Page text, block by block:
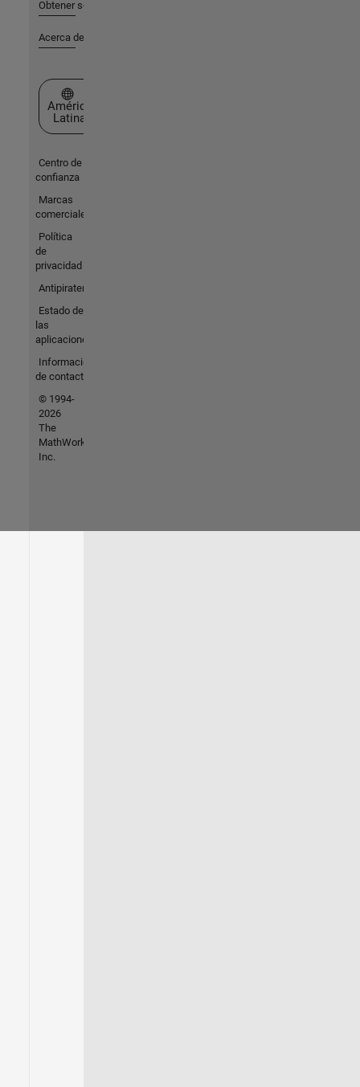
Obtener soporte
Acerca de MathWorks
Seleccione un país/idioma
América
Latina
Centro de
confianza
Marcas
comerciales
Política
de
privacidad
Antipiratería
Estado de
las
aplicaciones
Información
de contacto
© 1994-
2026
The
MathWorks,
Inc.